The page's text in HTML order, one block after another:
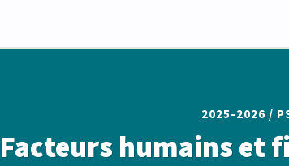
2025-2026 /
Facteurs humains et